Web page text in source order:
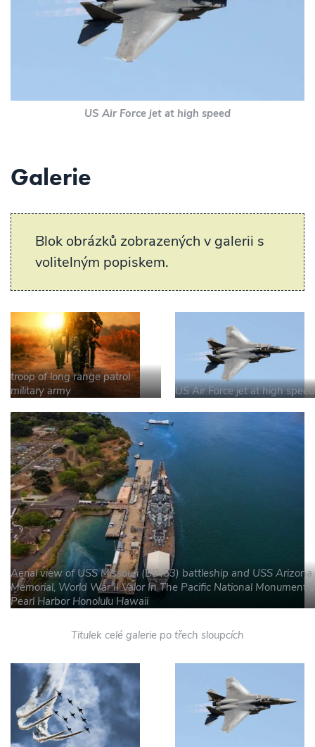
US Air Force jet at high speed
Galerie
Blok obrázků zobrazených v galerii s
volitelným popiskem.
troop of long range patrol
military army
US Air Force jet at high speed
Aerial view of USS Missouri (BB-63) battleship and USS Arizona
Memorial, World War II Valor In The Pacific National Monument
Pearl Harbor Honolulu Hawaii
Titulek celé galerie po třech sloupcích